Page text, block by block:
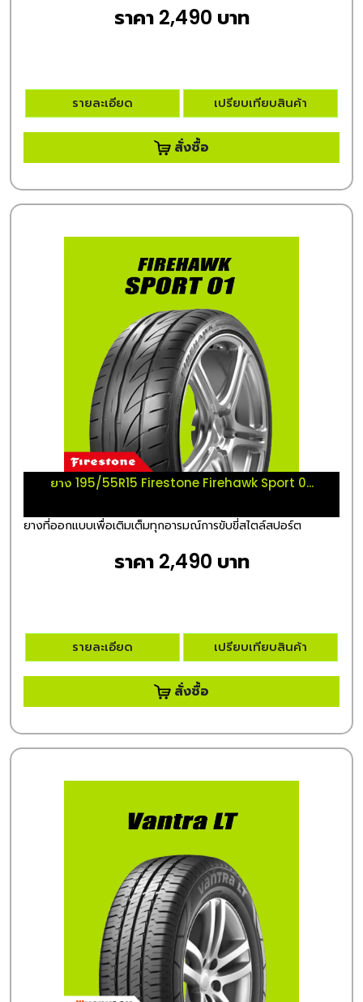
ราคา 2,490 บาท
รายละเอียด เปรียบเทียบสินค้า
สั่งซื้อ
ยาง 195/55R15 Firestone Firehawk Sport 0...
ยางที่ออกแบบเพื่อเติมเต็มทุกอารมณ์การขับขี่สไตล์สปอร์ต
ราคา 2,490 บาท
รายละเอียด เปรียบเทียบสินค้า
สั่งซื้อ